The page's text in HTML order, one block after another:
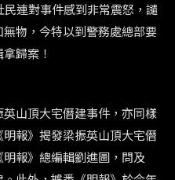
連對事件感到非常震怒，譴
物，今特以到警務處總部要
歸案！
山頂大宅僭建事件，亦同樣
報》揭發梁振英山頂大宅僭
報》總編輯劉進圖，問及